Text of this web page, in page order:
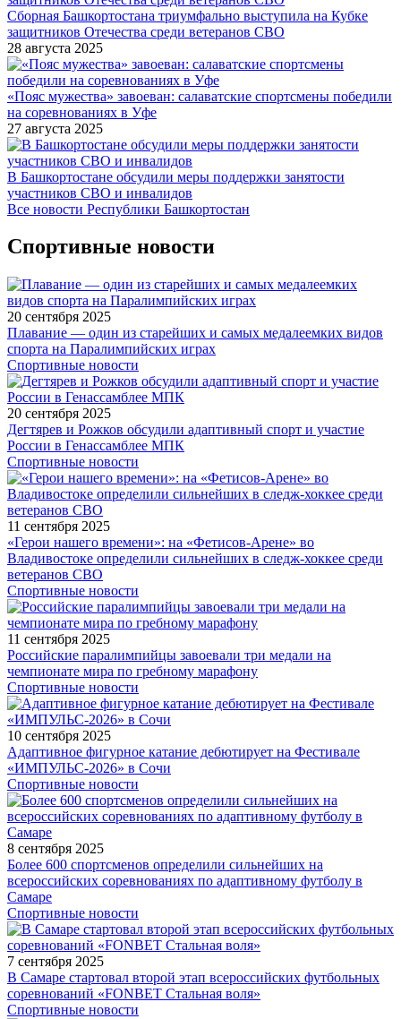
Сборная Башкортостана триумфально выступила на Кубке
защитников Отечества среди ветеранов СВО
28 августа 2025
«Пояс мужества» завоеван: салаватские спортсмены победили
на соревнованиях в Уфе
27 августа 2025
В Башкортостане обсудили меры поддержки занятости
участников СВО и инвалидов
Все новости Республики Башкортостан
Спортивные новости
20 сентября 2025
Плавание — один из старейших и самых медалеемких видов
спорта на Паралимпийских играх
Спортивные новости
20 сентября 2025
Дегтярев и Рожков обсудили адаптивный спорт и участие
России в Генассамблее МПК
Спортивные новости
11 сентября 2025
«Герои нашего времени»: на «Фетисов-Арене» во
Владивостоке определили сильнейших в следж-хоккее среди
ветеранов СВО
Спортивные новости
11 сентября 2025
Российские паралимпийцы завоевали три медали на
чемпионате мира по гребному марафону
Спортивные новости
10 сентября 2025
Адаптивное фигурное катание дебютирует на Фестивале
«ИМПУЛЬС-2026» в Сочи
Спортивные новости
8 сентября 2025
Более 600 спортсменов определили сильнейших на
всероссийских соревнованиях по адаптивному футболу в
Самаре
Спортивные новости
7 сентября 2025
В Самаре стартовал второй этап всероссийских футбольных
соревнований «FONBET Стальная воля»
Спортивные новости